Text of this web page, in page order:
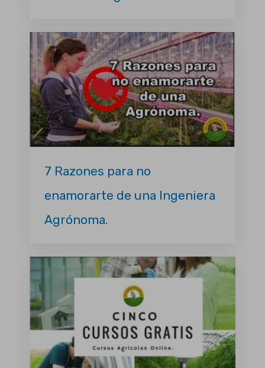
7 Razones para no
enamorarte de una Ingeniera
Agrónoma.